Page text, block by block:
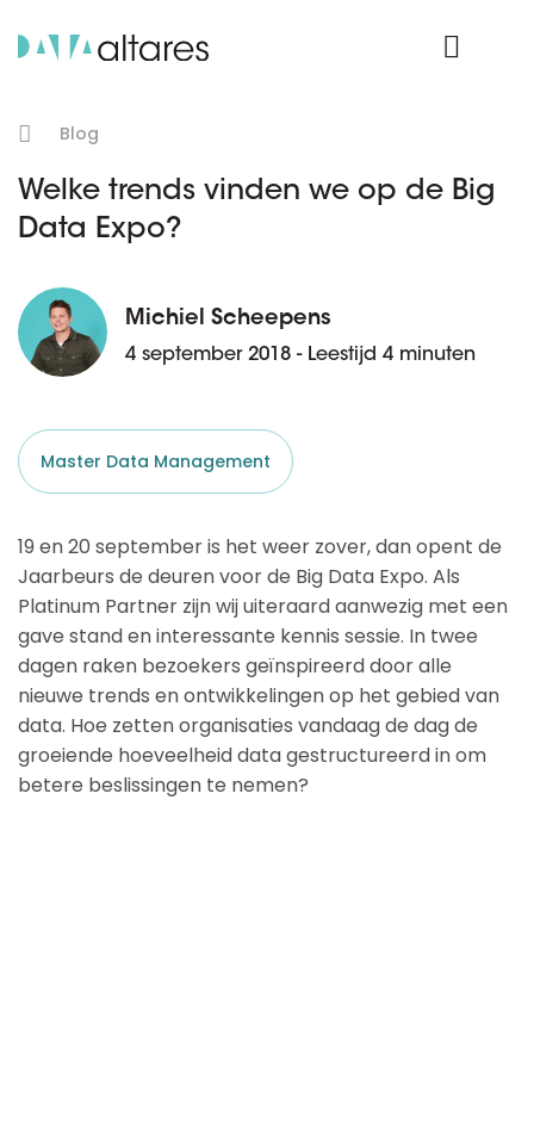
Blog
Welke trends vinden we op de Big
Data Expo?
Michiel Scheepens
4 september 2018 - Leestijd 4 minuten
Master Data Management
19 en 20 september is het weer zover, dan opent de
Jaarbeurs de deuren voor de Big Data Expo. Als
Platinum Partner zijn wij uiteraard aanwezig met een
gave stand en interessante kennis sessie. In twee
dagen raken bezoekers geïnspireerd door alle
nieuwe trends en ontwikkelingen op het gebied van
data. Hoe zetten organisaties vandaag de dag de
groeiende hoeveelheid data gestructureerd in om
betere beslissingen te nemen?